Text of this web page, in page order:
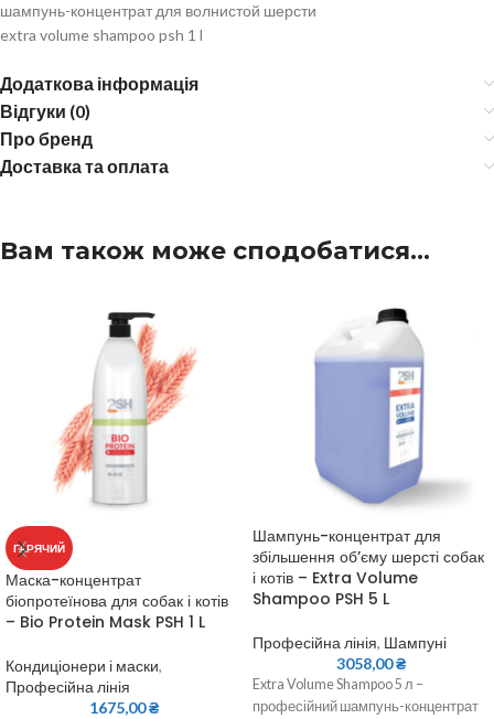
шампунь-концентрат для волнистой шерсти
extra volume shampoo psh 1 l
Додаткова інформація
Відгуки (0)
Про бренд
Доставка та оплата
Вам також може сподобатися…
ГАРЯЧИЙ
Маска-концентрат
біопротеїнова для собак і котів
– Bio Protein Mask PSH 1 L
Кондиціонери і маски,
Професійна лінія
1675,00₴
Шампунь-концентрат для
збільшення об’єму шерсті собак
і котів – Extra Volume
Shampoo PSH 5 L
Професійна лінія, Шампуні
3058,00₴
Extra Volume Shampoo 5 л –
професійний шампунь-концентрат